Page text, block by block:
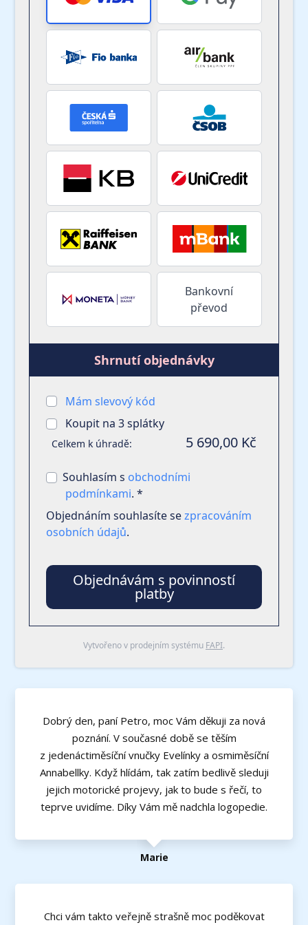
Bankovní
převod
Shrnutí objednávky
Mám slevový kód
Koupit na3splátky
Celkem k úhradě: 5 690,00 Kč
Souhlasím s obchodními
podmínkami. *
Objednáním souhlasíte sezpracováním
osobních údajů.
Objednávám s povinností
platby
Vytvořeno v prodejním systému FAPI.
Dobrý den, paní Petro, moc Vám děkuji za nová
poznání. V současné době se těším
z jedenáctiměsíční vnučky Evelínky a osmiměsíční
Annabellky. Když hlídám, tak zatím bedlivě sleduji
jejich motorické projevy, jak to bude s řečí, to
teprve uvidíme. Díky Vám mě nadchla logopedie.
Marie
Chci vám takto veřejně strašně moc poděkovat